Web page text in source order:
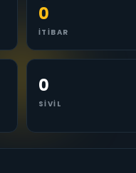
0
İTIBAR
0
SIVIL